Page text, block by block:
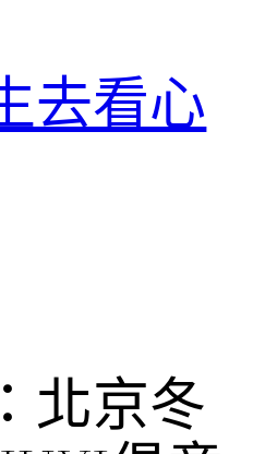
去看心
北京冬